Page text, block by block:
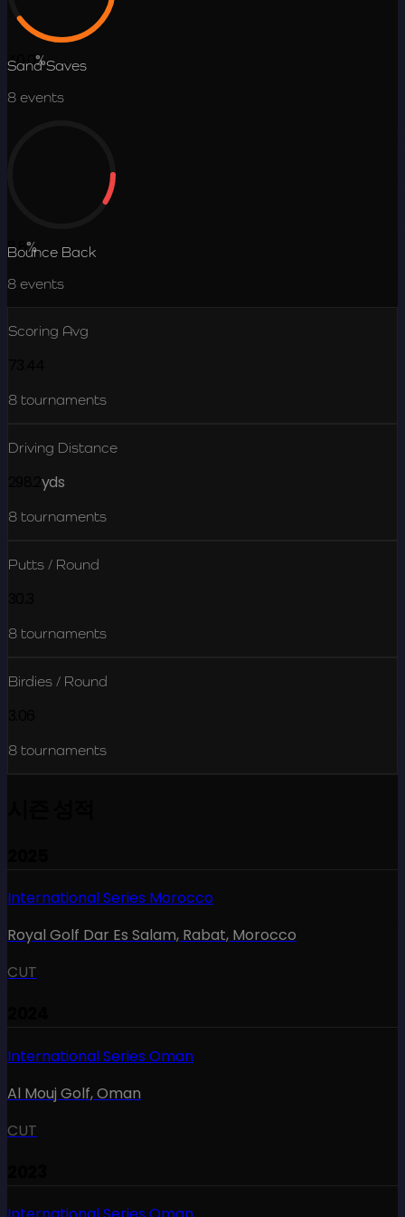
40.0%
Sand Saves
8 events
8.8%
Bounce Back
8 events
Scoring Avg
8 tournaments
Driving Distance
yds
8 tournaments
Putts / Round
8 tournaments
Birdies / Round
8 tournaments
International Series Morocco
Royal Golf Dar Es Salam, Rabat, Morocco
CUT
International Series Oman
Al Mouj Golf,Oman
CUT